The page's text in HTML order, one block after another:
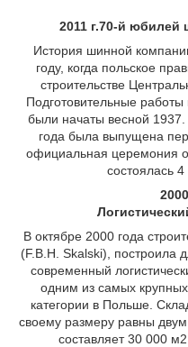
2011 г.70-й юбилей
История шинной
году, когда польское
строительстве
Подготовительные работы
были начаты весной
года была выпущена
официальная церемония
состоялась
В октябре 2000 года
(F.B.H. Skalski), построила
современный
одним из самых
категории в Польше.
своему размеру равны
составляет 30 000